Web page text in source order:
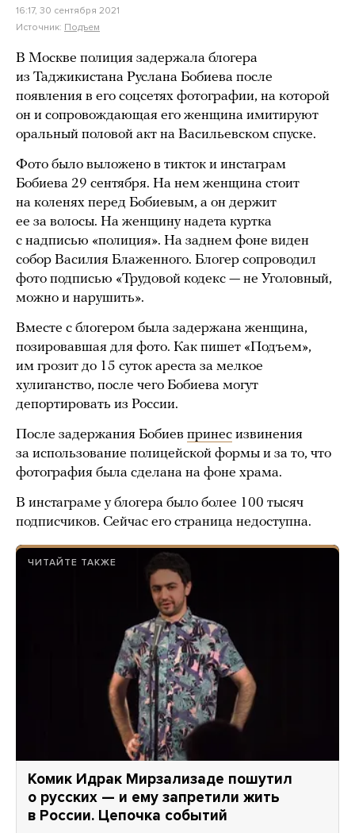
16:17, 30 сентября 2021
Источник: Подъем
В Москве полиция задержала блогера
из Таджикистана Руслана Бобиева после
появления в его соцсетях фотографии, на которой
он и сопровождающая его женщина имитируют
оральный половой акт на Васильевском спуске.
Фото было выложено в тикток и инстаграм
Бобиева 29 сентября. На нем женщина стоит
на коленях перед Бобиевым, а он держит
ее за волосы. На женщину надета куртка
с надписью «полиция». На заднем фоне виден
собор Василия Блаженного. Блогер сопроводил
фото подписью «Трудовой кодекс — не Уголовный,
можно и нарушить».
Вместе с блогером была задержана женщина,
позировавшая для фото. Как пишет «Подъем»,
им грозит до 15 суток ареста за мелкое
хулиганство, после чего Бобиева могут
депортировать из России.
После задержания Бобиев принес извинения
за использование полицейской формы и за то, что
фотография была сделана на фоне храма.
В инстаграме у блогера было более 100 тысяч
подписчиков. Сейчас его страница недоступна.
ЧИТАЙТЕ ТАКЖЕ
Комик Идрак Мирзализаде пошутил
о русских — и ему запретили жить
в России. Цепочка событий